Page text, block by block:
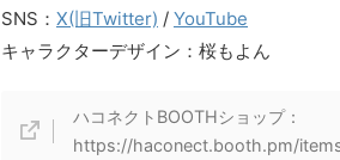
SNS： X(旧Twitter) / YouTube
キャラクターデザイン：桜もよん
ハコネクトBOOTHショップ：
https://haconect.booth.pm/